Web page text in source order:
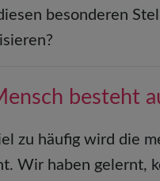
besonderen
besteht
zu häufig wird die
Wir haben gelernt,